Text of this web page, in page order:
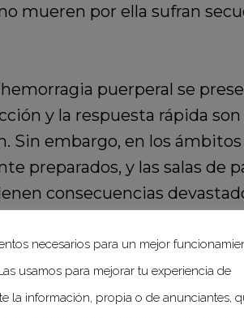
mueren por ella sufran
puerperal se
y la respuesta rápida
Sin embargo, en los
preparados, y las salas de
consecuencias
posible los daños
laOrganización
(FIGO)y la
necesarios para un mejor
usamos para mejorar tu experiencia de
la información, propia o de anunciantes,